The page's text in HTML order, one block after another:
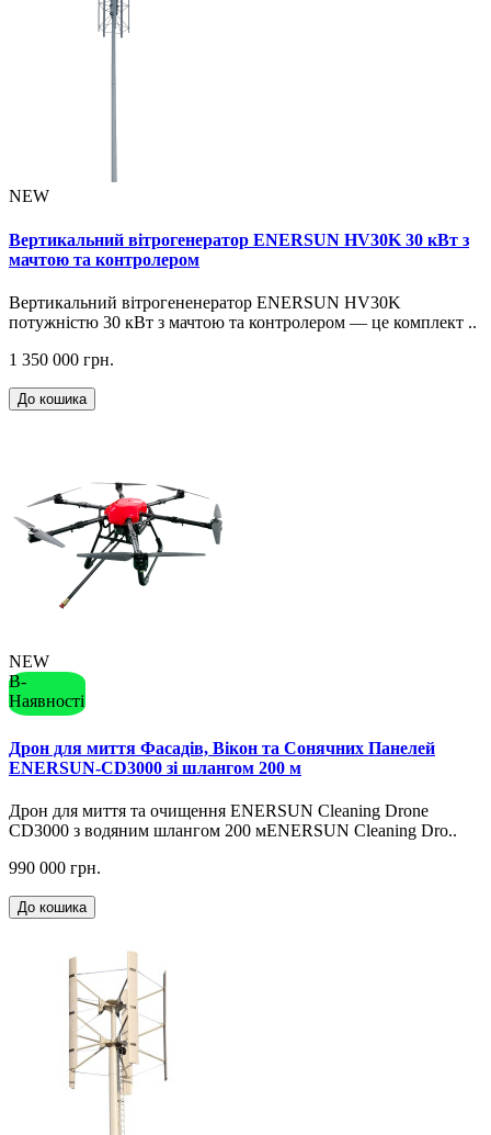
NEW
Вертикальний вітрогенератор ENERSUN HV30K 30 кВт з
мачтою та контролером
Вертикальний вітрогененератор ENERSUN HV30K
потужністю 30 кВт з мачтою та контролером — це комплект ..
1 350 000 грн.
До кошика
NEW
В-
Наявності
Дрон для миття Фасадів, Вікон та Сонячних Панелей
ENERSUN-CD3000 зі шлангом 200 м
Дрон для миття та очищення ENERSUN Cleaning Drone
CD3000 з водяним шлангом 200 мENERSUN Cleaning Dro..
990 000 грн.
До кошика